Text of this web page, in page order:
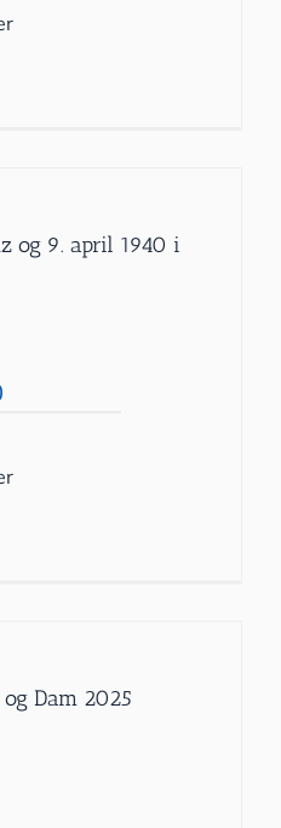
og 9. april 1940 i
og Dam 2025